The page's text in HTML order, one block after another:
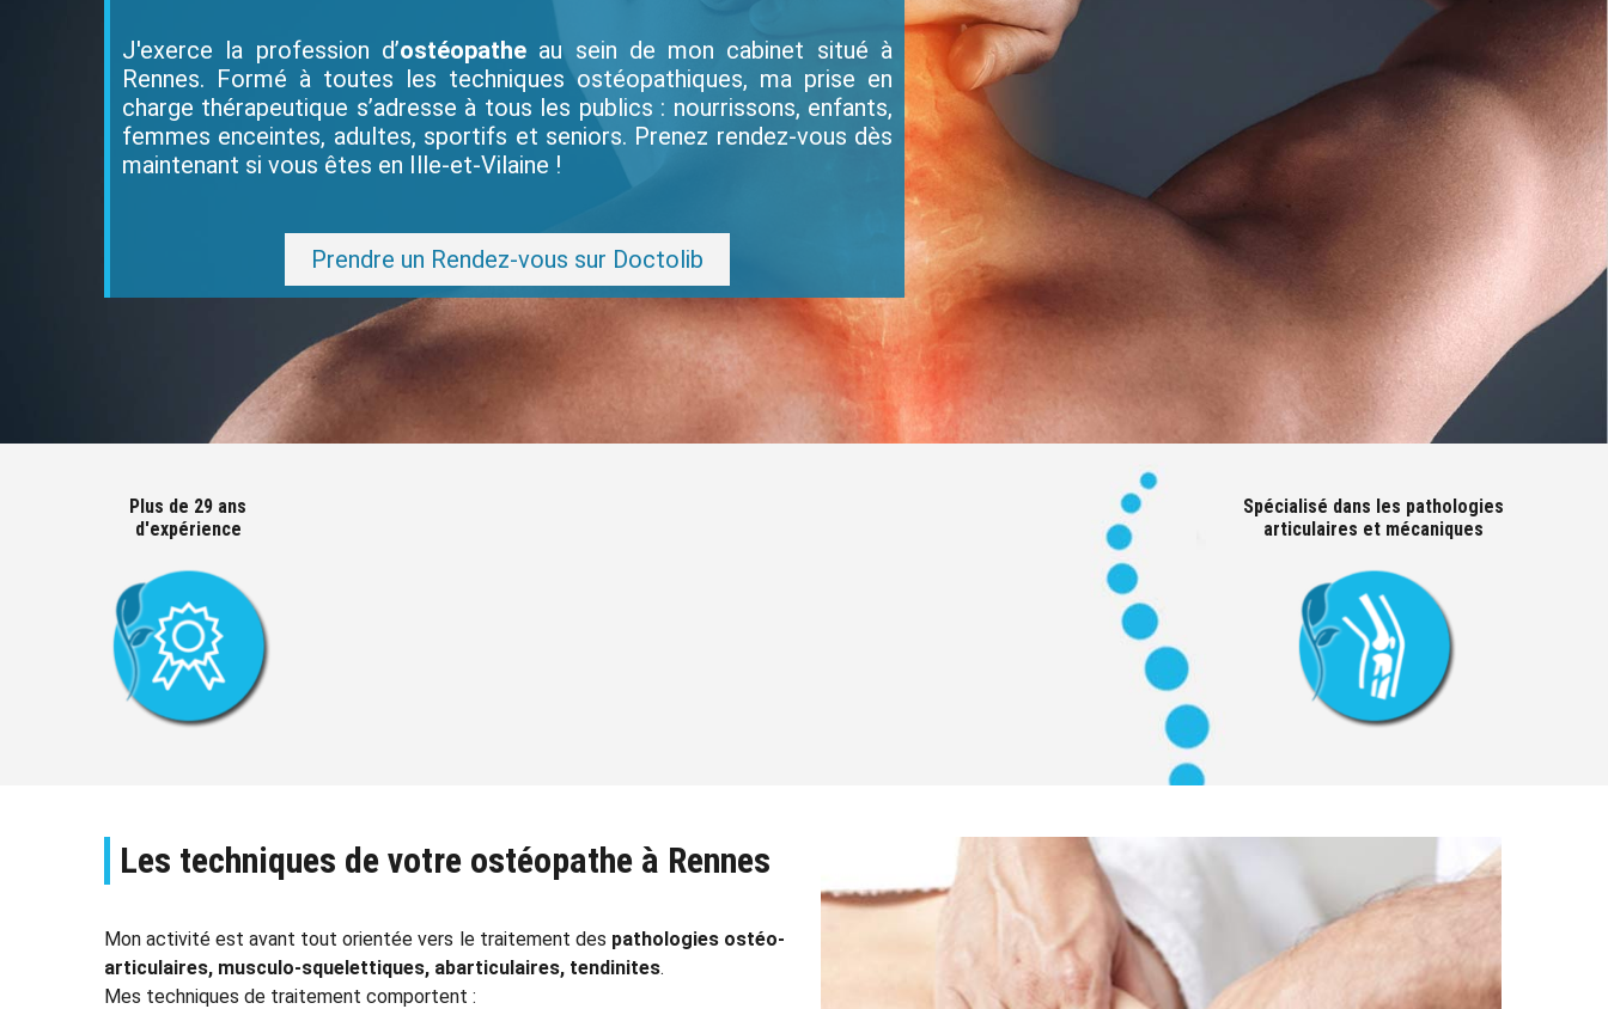
J'exerce la profession d’ostéopatheau sein de mon cabinet situé à
Rennes. Formé à toutes les techniques ostéopathiques, ma prise en
charge thérapeutique s’adresse à tous les publics : nourrissons, enfants,
femmes enceintes, adultes, sportifs et seniors. Prenez rendez-vous dès
maintenant si vous êtes en Ille-et-Vilaine !
Prendre un Rendez-vous sur Doctolib
Plus de 29 ans
d'expérience
Spécialisé dans les pathologies
articulaires et mécaniques
Les techniques de votre ostéopathe à Rennes
Mon activité est avant tout orientée vers le traitement des pathologies ostéo-
articulaires, musculo-squelettiques, abarticulaires, tendinites.
Mes techniques de traitement comportent :